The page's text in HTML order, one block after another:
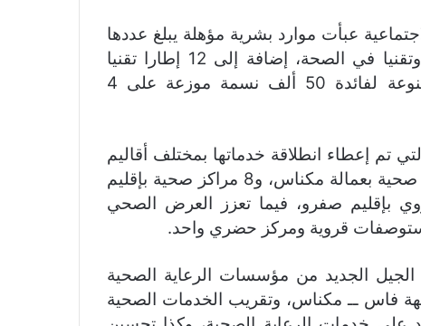
عبأت موارد بشرية مؤهلة يبلغ عددها
52 مهنيا للصحة، تشمل 7 أطباء، و33 ممرضا وتقنيا في الصحة، إضافة إلى 12 إطارا تقنيا
وإداريا، سيسهرون على توفير سلة علاجات متنوعة لفائدة 50 ألف نسمة موزعة على 4
تم إعطاء انطلاقة خدماتها بمختلف أقاليم
جهة فاس ــ مكناس، فإن الأمر يتعلق بـ 9 مراكز صحية بعمالة مكناس، و8 مراكز صحية بإقليم
قروي بإقليم صفرو، فيما تعزز العرض الصحي
الجديد من مؤسسات الرعاية الصحية
فاس ــ مكناس، وتقريب الخدمات الصحية